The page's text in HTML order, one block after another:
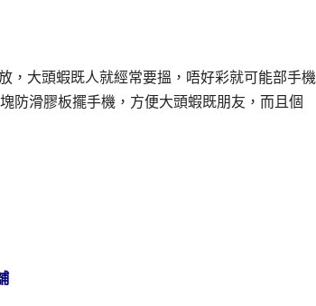
，大頭蝦既人就經常要搵，唔好彩就可能部手機
防滑膠板擺手機，方便大頭蝦既朋友，而且個